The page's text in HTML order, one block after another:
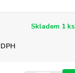
Skladem 1 ks